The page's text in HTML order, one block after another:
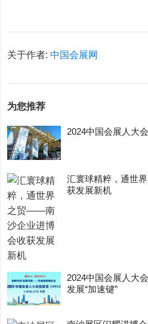
关于作者:中国会展网
为您推荐
2024中国会展人大
汇寰球精粹，通世
获发展新机
2024中国会展人大
发展“加速键”